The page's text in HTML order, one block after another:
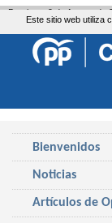
Este sitio web utiliza
Bienvenidos
Noticias
Artículos de
Domingo, 9 de Agosto de